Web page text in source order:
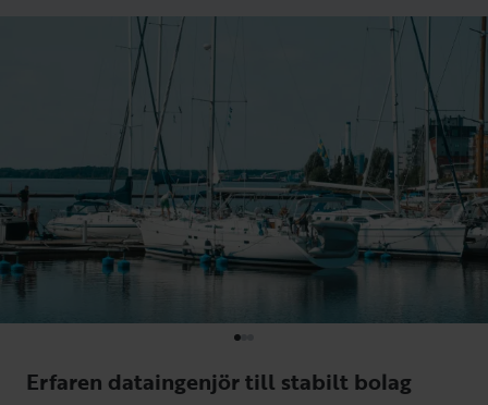
Erfaren dataingenjör till stabilt bolag